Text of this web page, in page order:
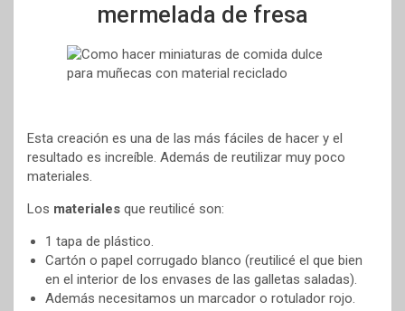
mermelada de fresa
Esta creación es una de las más fáciles de hacer y el
resultado es increíble. Además de reutilizar muy poco
materiales.
Los materiales que reutilicé son:
1 tapa de plástico.
Cartón o papel corrugado blanco (reutilicé el que bien
en el interior de los envases de las galletas saladas).
Además necesitamos un marcador o rotulador rojo.